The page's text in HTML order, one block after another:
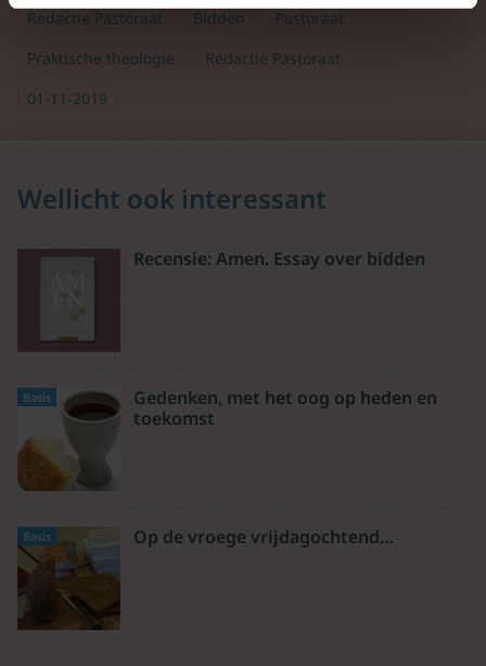
Redactie Pastoraat Bidden
Pastoraat
Praktische theologie
Redactie Pastoraat
01-11-2019
Wellicht ook interessant
Recensie: Amen. Essay over bidden
Basis
Gedenken, met het oog op heden en
toekomst
Basis Op de vroege vrijdagochtend…